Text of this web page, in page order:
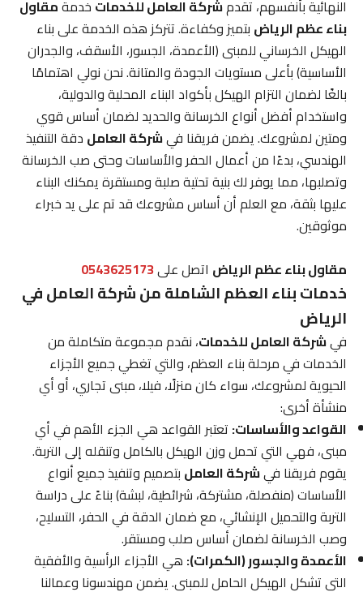
النهائية بأنفسهم، تقدمشركة العامل للخدماتخدمةمقاول
بناء عظم الرياضبتميز وكفاءة. تتركز هذه الخدمة على بناء
الهيكل الخرساني للمبنى (الأعمدة، الجسور، الأسقف، والجدران
الأساسية) بأعلى مستويات الجودة والمتانة. نحن نولي اهتمامًا
بالغًا لضمان التزام الهيكل بأكواد البناء المحلية والدولية،
واستخدام أفضل أنواع الخرسانة والحديد لضمان أساس قوي
ومتين لمشروعك. يضمن فريقنا فيشركة العاملدقة التنفيذ
الهندسي، بدءًا من أعمال الحفر والأساسات وحتى صب الخرسانة
وتصلبها، مما يوفر لك بنية تحتية صلبة ومستقرة يمكنك البناء
عليها بثقة، مع العلم أن أساس مشروعك قد تم على يد خبراء
موثوقين.
مقاول بناء عظم الرياضاتصل على0543625173
خدمات بناء العظم الشاملة من شركة العامل في
الرياض
فيشركة العامل للخدمات، نقدم مجموعة متكاملة من
الخدمات في مرحلة بناء العظم، والتي تغطي جميع الأجزاء
الحيوية لمشروعك، سواء كان منزلًا، فيلا، مبنى تجاري، أو أي
منشأة أخرى:
القواعد والأساسات:تعتبر القواعد هي الجزء الأهم في أي
مبنى، فهي التي تحمل وزن الهيكل بالكامل وتنقله إلى التربة.
يقوم فريقنا فيشركة العاملبتصميم وتنفيذ جميع أنواع
الأساسات (منفصلة، مشتركة، شرائطية، لبشة) بناءً على دراسة
التربة والتحميل الإنشائي، مع ضمان الدقة في الحفر، التسليح،
وصب الخرسانة لضمان أساس صلب ومستقر.
الأعمدة والجسور (الكمرات):هي الأجزاء الرأسية والأفقية
التي تشكل الهيكل الحامل للمبنى. يضمن مهندسونا وعمالنا